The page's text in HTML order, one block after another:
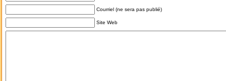
Courriel (ne sera pas publié)
Site Web